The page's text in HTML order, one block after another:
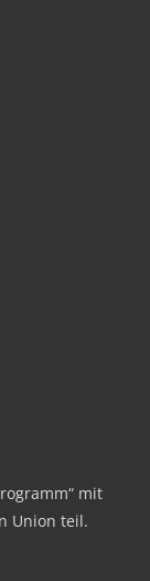
mit
Union teil.